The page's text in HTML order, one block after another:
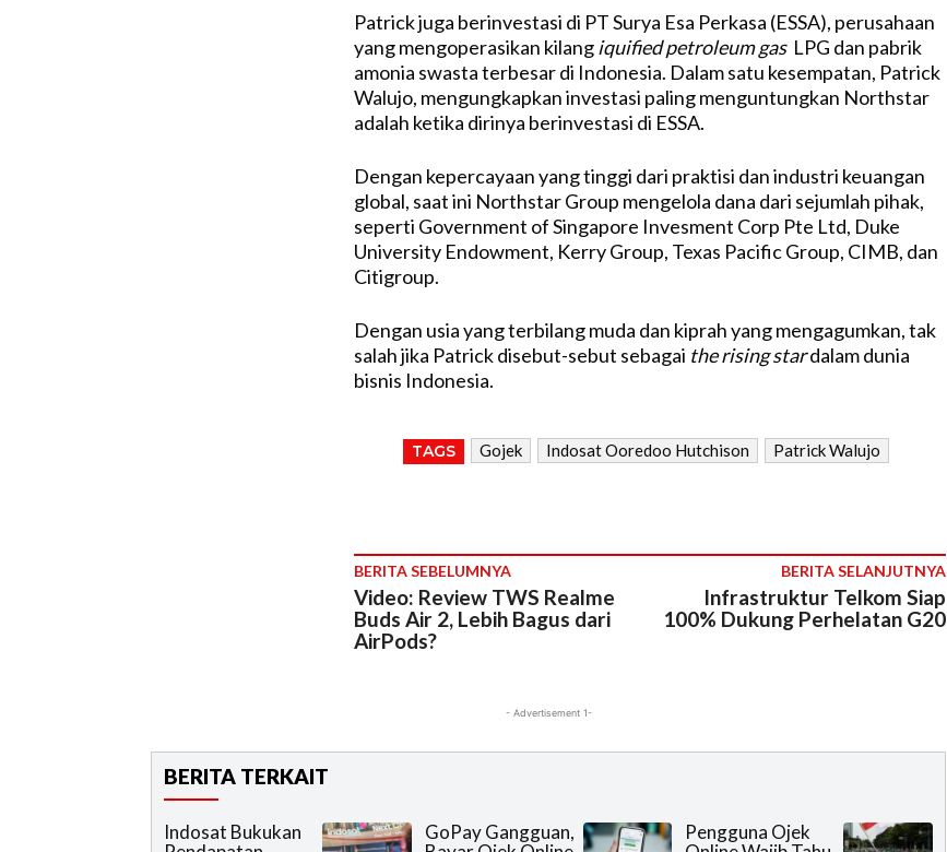
Patrick juga berinvestasi di PT Surya Esa Perkasa (ESSA), perusahaan
yang mengoperasikan kilangiquified petroleum gas LPG dan pabrik
amonia swasta terbesar di Indonesia. Dalam satu kesempatan, Patrick
Walujo, mengungkapkan investasi paling menguntungkan Northstar
adalah ketika dirinya berinvestasi di ESSA.
Dengan kepercayaan yang tinggi dari praktisi dan industri keuangan
global, saat ini Northstar Group mengelola dana dari sejumlah pihak,
seperti Government of Singapore Invesment Corp Pte Ltd, Duke
University Endowment, Kerry Group, Texas Pacific Group, CIMB, dan
Citigroup.
Dengan usia yang terbilang muda dan kiprah yang mengagumkan, tak
salah jika Patrick disebut-sebut sebagai the rising stardalam dunia
bisnis Indonesia.
TAGS Gojek Indosat Ooredoo Hutchison Patrick Walujo
BERITA SEBELUMNYA
Video: Review TWS Realme
Buds Air 2, Lebih Bagus dari
AirPods?
BERITA SELANJUTNYA
Infrastruktur Telkom Siap
100% Dukung Perhelatan G20
- Advertisement 1-
BERITA TERKAIT
Indosat Bukukan
GoPay Gangguan,
Pengguna Ojek